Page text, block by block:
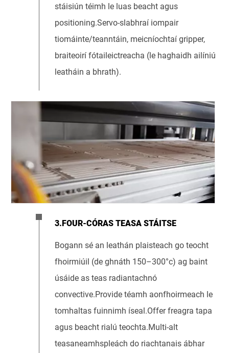
stáisiún téimh le luas beacht agus
positioning.Servo-slabhraí iompair
tiomáinte/teanntáin, meicníochtaí gripper,
braiteoirí fótaileictreacha (le haghaidh ailíniú
leatháin a bhrath).
3.FOUR-CÓRAS TEASA STÁITSE
Bogann sé an leathán plaisteach go teocht
fhoirmiúil (de ghnáth 150–300°c) ag baint
úsáide as teas radiantachnó
convective.Provide téamh aonfhoirmeach le
tomhaltas fuinnimh íseal.Offer freagra tapa
agus beacht rialú teochta.Multi-alt
teasaneamhspleách do riachtanais ábhar